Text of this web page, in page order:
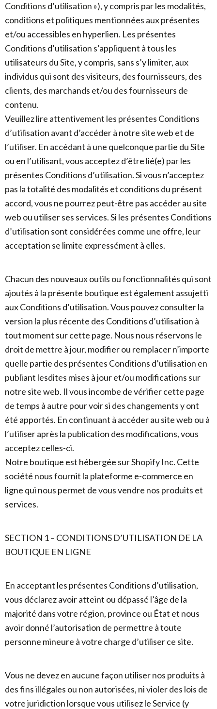
Conditions d’utilisation »), y compris par les modalités,
conditions et politiques mentionnées aux présentes
et/ou accessibles en hyperlien. Les présentes
Conditions d’utilisation s’appliquent à tous les
utilisateurs du Site, y compris, sans s’y limiter, aux
individus qui sont des visiteurs, des fournisseurs, des
clients, des marchands et/ou des fournisseurs de
contenu.
Veuillez lire attentivement les présentes Conditions
d’utilisation avant d’accéder à notre site web et de
l’utiliser. En accédant à une quelconque partie du Site
ou en l’utilisant, vous acceptez d’être lié(e) par les
présentes Conditions d’utilisation. Si vous n’acceptez
pas la totalité des modalités et conditions du présent
accord, vous ne pourrez peut-être pas accéder au site
web ou utiliser ses services. Si les présentes Conditions
d’utilisation sont considérées comme une offre, leur
acceptation se limite expressément à elles.
Chacun des nouveaux outils ou fonctionnalités qui sont
ajoutés à la présente boutique est également assujetti
aux Conditions d’utilisation. Vous pouvez consulter la
version la plus récente des Conditions d’utilisation à
tout moment sur cette page. Nous nous réservons le
droit de mettre à jour, modifier ou remplacer n’importe
quelle partie des présentes Conditions d’utilisation en
publiant lesdites mises à jour et/ou modifications sur
notre site web. Il vous incombe de vérifier cette page
de temps à autre pour voir si des changements y ont
été apportés. En continuant à accéder au site web ou à
l’utiliser après la publication des modifications, vous
acceptez celles-ci.
Notre boutique est hébergée sur Shopify Inc. Cette
société nous fournit la plateforme e-commerce en
ligne qui nous permet de vous vendre nos produits et
services.
SECTION 1 – CONDITIONS D’UTILISATION DE LA
BOUTIQUE EN LIGNE
En acceptant les présentes Conditions d’utilisation,
vous déclarez avoir atteint ou dépassé l’âge de la
majorité dans votre région, province ou État et nous
avoir donné l’autorisation de permettre à toute
personne mineure à votre charge d’utiliser ce site.
Vous ne devez en aucune façon utiliser nos produits à
des fins illégales ou non autorisées, ni violer des lois de
votre juridiction lorsque vous utilisez le Service (y